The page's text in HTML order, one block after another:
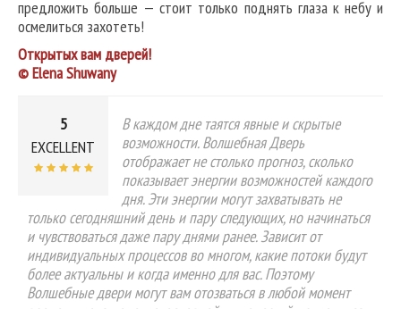
предложить больше — стоит только поднять глаза к небу и
осмелиться захотеть!
Открытых вам дверей!
© Elena Shuwany
5
EXCELLENT
В каждом дне таятся явные и скрытые
возможности. Волшебная Дверь
отображает не столько прогноз, сколько
показывает энергии возможностей каждого
дня. Эти энергии могут захватывать не
только сегодняшний день и пару следующих, но начинаться
и чувствоваться даже пару днями ранее. Зависит от
индивидуальных процессов во многом, какие потоки будут
более актуальны и когда именно для вас. Поэтому
Волшебные двери могут вам отозваться в любой момент